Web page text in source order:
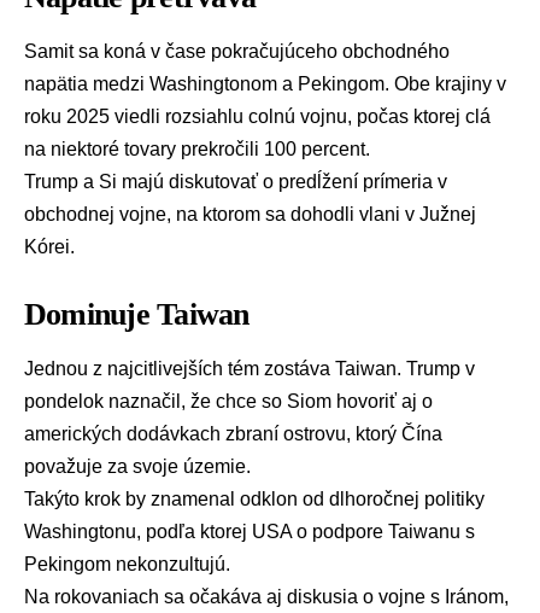
Samit sa koná v čase pokračujúceho obchodného
napätia medzi Washingtonom a Pekingom. Obe krajiny v
roku 2025 viedli rozsiahlu colnú vojnu, počas ktorej clá
na niektoré tovary prekročili 100 percent.
Trump a Si majú diskutovať o predĺžení prímeria v
obchodnej vojne, na ktorom sa dohodli vlani v Južnej
Kórei.
Dominuje Taiwan
Jednou z najcitlivejších tém zostáva Taiwan. Trump v
pondelok naznačil, že chce so Siom hovoriť aj o
amerických dodávkach zbraní ostrovu, ktorý Čína
považuje za svoje územie.
Takýto krok by znamenal odklon od dlhoročnej politiky
Washingtonu, podľa ktorej USA o podpore Taiwanu s
Pekingom nekonzultujú.
Na rokovaniach sa očakáva aj diskusia o vojne s Iránom,